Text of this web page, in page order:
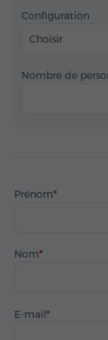
Configuration
Choisir
Nombre de
Prénom
Nom
E-mail